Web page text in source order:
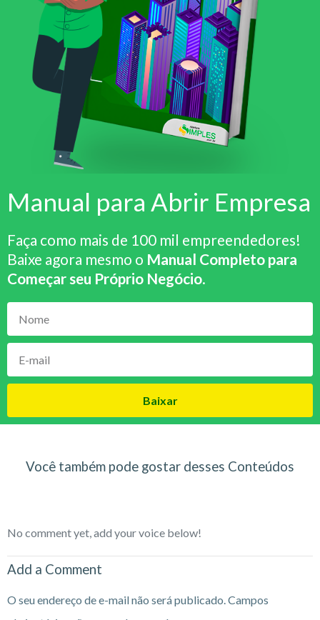
Manual para Abrir Empresa
Faça como mais de 100 mil empreendedores!
Baixe agora mesmo o Manual Completo para
Começar seu Próprio Negócio.
Baixar
Você também pode gostar desses Conteúdos
No comment yet, add your voice below!
Add a Comment
O seu endereço de e-mail não será publicado.Campos